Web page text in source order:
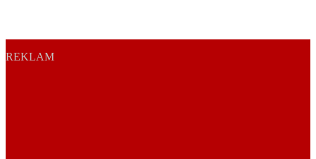
REKLAM